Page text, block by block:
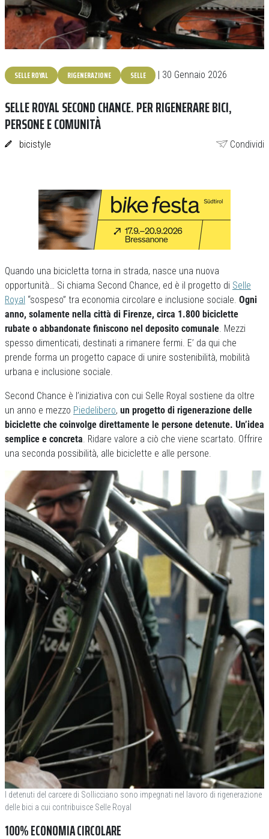
SELLE ROYAL RIGENERAZIONE SELLE | 30 Gennaio 2026
SELLE ROYAL SECOND CHANCE. PER RIGENERARE BICI,
PERSONE E COMUNITÀ
bicistyle Condividi
Quando una bicicletta torna in strada, nasce una nuova
opportunità… Si chiama Second Chance, ed è il progetto di Selle
Royal “sospeso” tra economia circolare e inclusione sociale. Ogni
anno, solamente nella città di Firenze, circa 1.800 biciclette
rubate o abbandonate finiscono nel deposito comunale. Mezzi
spesso dimenticati, destinati a rimanere fermi. E’ da qui che
prende forma un progetto capace di unire sostenibilità, mobilità
urbana e inclusione sociale.
Second Chance è l’iniziativa con cui Selle Royal sostiene da oltre
un anno e mezzo Piedelibero, un progetto di rigenerazione delle
biciclette che coinvolge direttamente le persone detenute. Un’idea
semplice e concreta. Ridare valore a ciò che viene scartato. Offrire
una seconda possibilità, alle biciclette e alle persone.
I detenuti del carcere di Sollicciano sono impegnati nel lavoro di rigenerazione
delle bici a cui contribuisce Selle Royal
100% ECONOMIA CIRCOLARE